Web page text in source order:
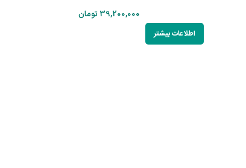
39,200,000 تومان
اطلاعات بیشتر